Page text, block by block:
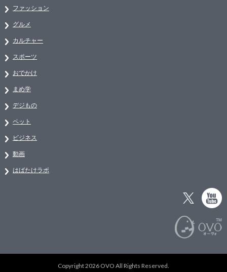
ファッション
グルメ
カルチャー
スポーツ
おでかけ
まめ学
デジもの
ペット
ビジネス
動画
はばたけラボ
Copyright 2026 OVO All Rights Reserved.